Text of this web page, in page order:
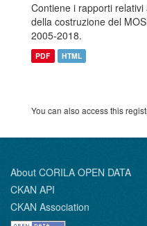
Contiene i rapporti
della costruzione del
2005-2018.
PDF HTML
You can also access this
About CORILA OPEN DATA
CKAN API
CKAN Association